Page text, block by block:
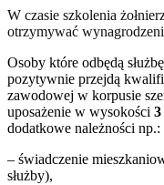
W czasie szkolenia
otrzymywać
Osoby które odbędą
pozytywnie przejdą
zawodowej w korpusie
uposażenie w wysokości 3
dodatkowe należności np.:
– świadczenie
służby),